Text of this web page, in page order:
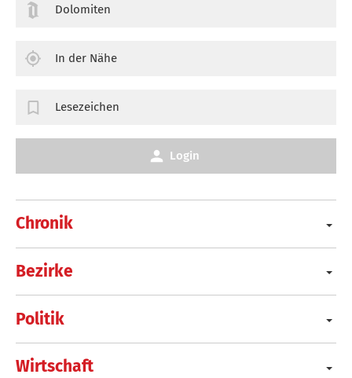
Chronik
Bezirke
Politik
Wirtschaft
Dolomiten
In der Nähe
Lesezeichen
Login